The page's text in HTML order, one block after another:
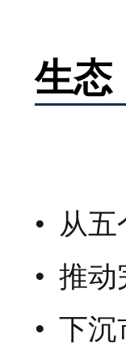
生态
从五个
推动完
下沉市